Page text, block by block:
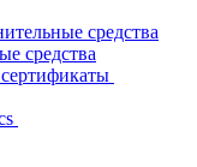
средства
средства